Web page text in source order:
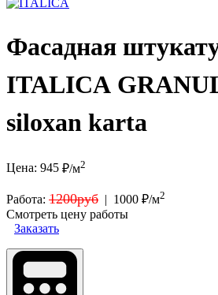
Фасадная
ITALICA
siloxan karta
Цена: 945 ₽/м2
Работа: 1200руб | 1000 ₽/м2
Смотреть цену работы
Заказать